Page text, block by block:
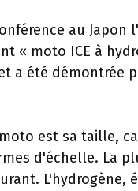
au Japon
« moto ICE à
a été démontrée
est sa taille,
d'échelle. La
L'hydrogène,